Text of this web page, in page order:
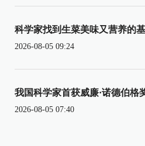
科学家找到生菜美味又营养的
2026-08-05 09:24
我国科学家首获威廉·诺德伯格
2026-08-05 07:40